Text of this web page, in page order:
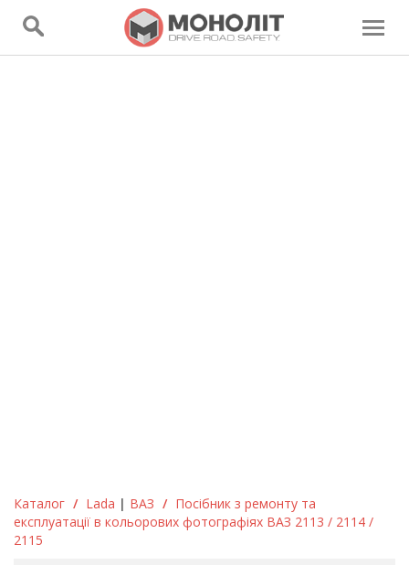
Каталог / Lada | ВАЗ / Посібник з ремонту та
експлуатації в кольорових фотографіях ВАЗ 2113 / 2114 /
2115